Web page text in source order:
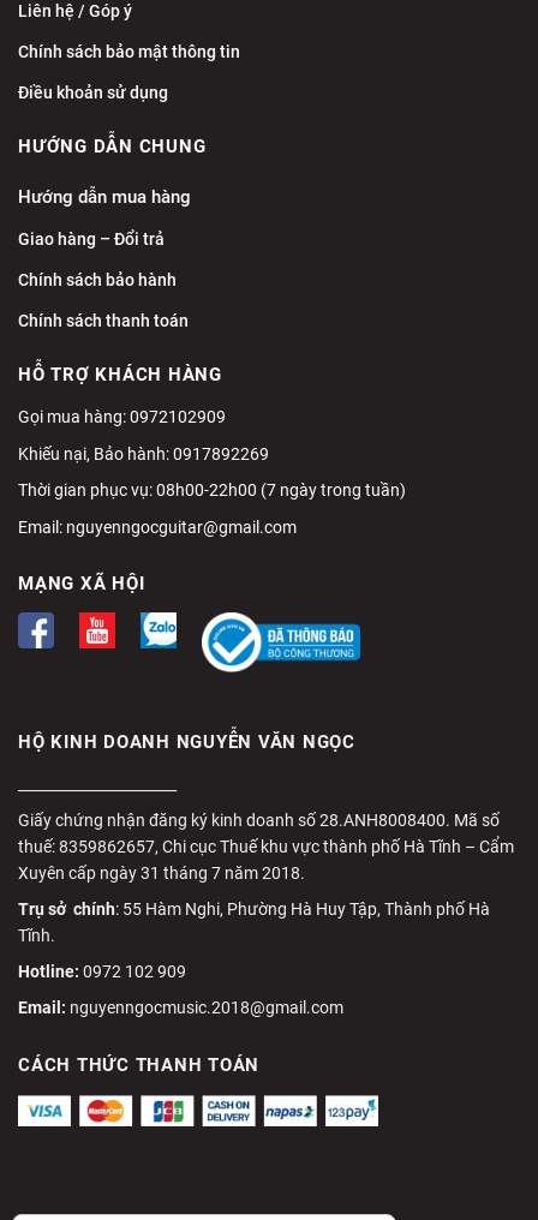
Liên hệ / Góp ý
Chính sách bảo mật thông tin
Điều khoản sử dụng
HƯỚNG DẪN CHUNG
Hướng dẫn mua hàng
Giao hàng – Đổi trả
Chính sách bảo hành
Chính sách thanh toán
HỖ TRỢ KHÁCH HÀNG
Gọi mua hàng: 0972102909
Khiếu nại, Bảo hành: 0917892269
Thời gian phục vụ: 08h00-22h00 (7 ngày trong tuần)
Email: nguyenngocguitar@gmail.com
MẠNG XÃ HỘI
HỘ KINH DOANH NGUYỄN VĂN NGỌC
Giấy chứng nhận đăng ký kinh doanh số 28.ANH8008400. Mã số
thuế: 8359862657, Chi cục Thuế khu vực thành phố Hà Tĩnh – Cẩm
Xuyên cấp ngày 31 tháng 7 năm 2018.
Trụ sở chính: 55 Hàm Nghi, Phường Hà Huy Tập, Thành phố Hà
Tĩnh.
Hotline: 0972 102 909
Email: nguyenngocmusic.2018@gmail.com
CÁCH THỨC THANH TOÁN